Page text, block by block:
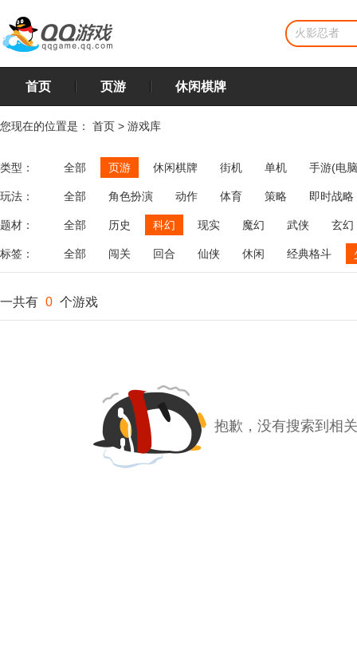
首页 页游 休闲棋牌
您现在的位置是： 首页 > 游戏库
类型： 全部 页游 休闲棋牌 街机 单机 手游(电
玩法： 全部 角色扮演 动作 体育 策略
即时战略
飞行
恋爱 第三人称射击 棋类 牌类 麻将
题材： 全部 历史 科幻 现实 魔幻 武侠 玄幻
标签： 全部 闯关 回合 仙侠 休闲 经典格斗
一共有 0 个游戏
抱歉，没有搜索到相